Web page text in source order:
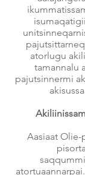
atorlugu
tamannalu
pajutsinnermi
Aasiaat